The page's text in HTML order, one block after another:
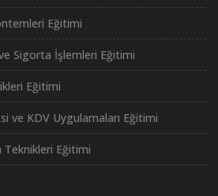
Eğitimi
Sigorta İşlemleri Eğitimi
Eğitimi
ve KDV Uygulamaları Eğitimi
Teknikleri Eğitimi